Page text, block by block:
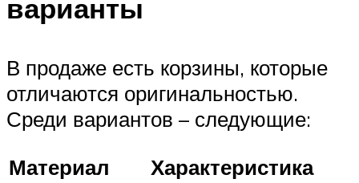
варианты
В продаже есть корзины, которые
отличаются оригинальностью.
Среди вариантов – следующие:
Материал
Характеристика